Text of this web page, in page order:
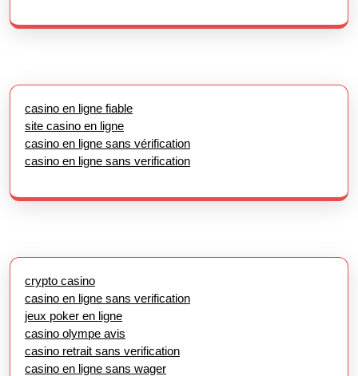
casino en ligne fiable
site casino en ligne
casino en ligne sans vérification
casino en ligne sans verification
crypto casino
casino en ligne sans verification
jeux poker en ligne
casino olympe avis
casino retrait sans verification
casino en ligne sans wager